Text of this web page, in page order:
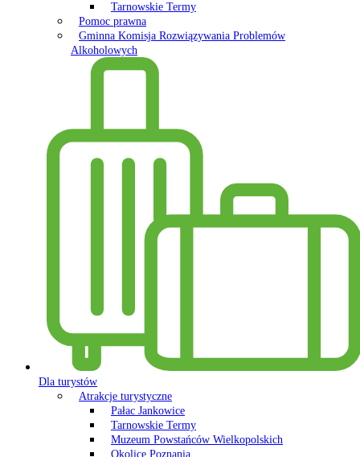
Tarnowskie Termy
Pomoc prawna
Gminna Komisja Rozwiązywania Problemów
Alkoholowych
Dla turystów
Atrakcje turystyczne
Pałac Jankowice
Tarnowskie Termy
Muzeum Powstańców Wielkopolskich
Okolice Poznania